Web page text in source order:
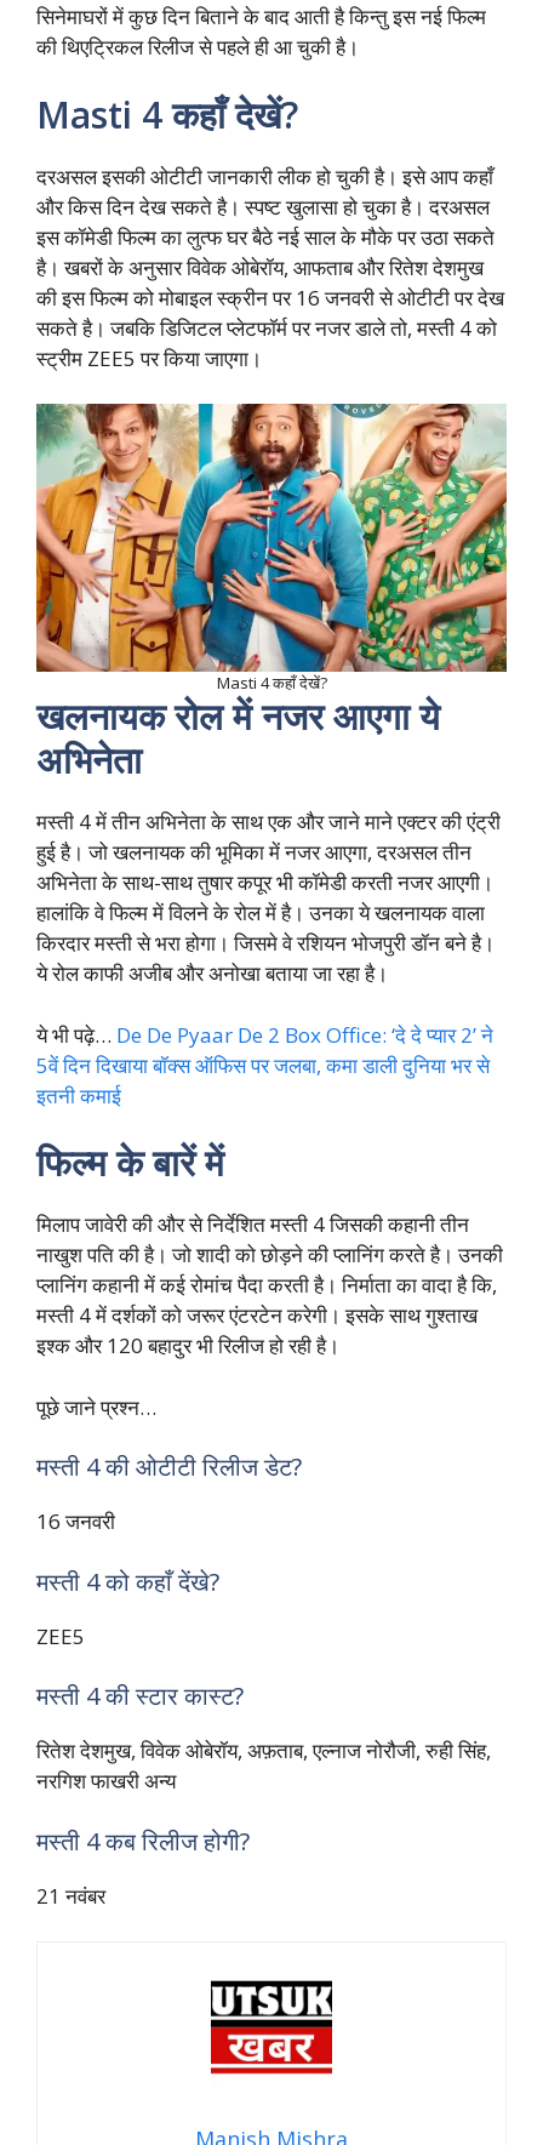
सिनेमाघरों में कुछ दिन बिताने के बाद आती है किन्तु इस नई फिल्म
की थिएट्रिकल रिलीज से पहले ही आ चुकी है।
Masti 4 कहाँ देखें?
दरअसल इसकी ओटीटी जानकारी लीक हो चुकी है। इसे आप कहाँ
और किस दिन देख सकते है। स्पष्ट खुलासा हो चुका है। दरअसल
इस कॉमेडी फिल्म का लुत्फ घर बैठे नई साल के मौके पर उठा सकते
है। खबरों के अनुसार विवेक ओबेरॉय, आफताब और रितेश देशमुख
की इस फिल्म को मोबाइल स्क्रीन पर 16 जनवरी से ओटीटी पर देख
सकते है। जबकि डिजिटल प्लेटफॉर्म पर नजर डाले तो, मस्ती 4 को
स्ट्रीम ZEE5 पर किया जाएगा।
Masti 4 कहाँ देखें?
खलनायक रोल में नजर आएगा ये
अभिनेता
मस्ती 4 में तीन अभिनेता के साथ एक और जाने माने एक्टर की एंट्री
हुई है। जो खलनायक की भूमिका में नजर आएगा, दरअसल तीन
अभिनेता के साथ-साथ तुषार कपूर भी कॉमेडी करती नजर आएगी।
हालांकि वे फिल्म में विलने के रोल में है। उनका ये खलनायक वाला
किरदार मस्ती से भरा होगा। जिसमे वे रशियन भोजपुरी डॉन बने है।
ये रोल काफी अजीब और अनोखा बताया जा रहा है।
ये भी पढ़े… De De Pyaar De 2 Box Office: ‘दे दे प्यार 2’ ने
5वें दिन दिखाया बॉक्स ऑफिस पर जलबा, कमा डाली दुनिया भर से
इतनी कमाई
फिल्म के बारें में
मिलाप जावेरी की और से निर्देशित मस्ती 4 जिसकी कहानी तीन
नाखुश पति की है। जो शादी को छोड़ने की प्लानिंग करते है। उनकी
प्लानिंग कहानी में कई रोमांच पैदा करती है। निर्माता का वादा है कि,
मस्ती 4 में दर्शकों को जरूर एंटरटेन करेगी। इसके साथ गुश्ताख
इश्क और 120 बहादुर भी रिलीज हो रही है।
पूछे जाने प्रश्न…
मस्ती 4 की ओटीटी रिलीज डेट?
16 जनवरी
मस्ती 4 को कहाँ देंखे?
ZEE5
मस्ती 4 की स्टार कास्ट?
रितेश देशमुख, विवेक ओबेरॉय, अफ़ताब, एल्नाज नोरौजी, रुही सिंह,
नरगिश फाखरी अन्य
मस्ती 4 कब रिलीज होगी?
21 नवंबर